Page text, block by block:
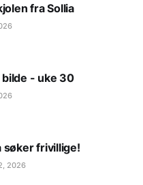
fra Sollia
- uke 30
søker frivillige!
2026